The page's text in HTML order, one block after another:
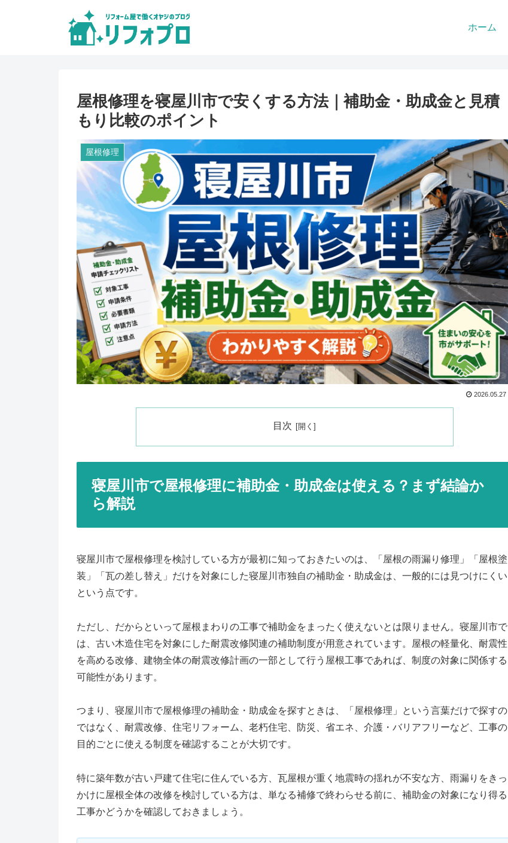
ホーム
屋根修理を寝屋川市で安くする方法｜補助金・助成金と見積
もり比較のポイント
屋根修理
2026.05.27
目次
寝屋川市で屋根修理に補助金・助成金は使える？まず結論か
ら解説
寝屋川市で屋根修理を検討している方が最初に知っておきたいのは、
「屋根の雨漏り修理」「屋根塗
装」「瓦の差し替え」だけを対象にした寝屋川市独自の補助金・助成金は、一般的には見つけにくい
という点です。
ただし、だからといって屋根まわりの工事で補助金をまったく使えないとは限りません。寝屋川市で
は、古い木造住宅を対象にした耐震改修関連の補助制度が用意されています。屋根の軽量化、耐震性
を高める改修、建物全体の耐震改修計画の一部として行う屋根工事であれば、制度の対象に関係する
可能性があります。
つまり、寝屋川市で屋根修理の補助金・助成金を探すときは、「屋根修理」という言葉だけで探すの
ではなく、 耐震改修、住宅リフォーム、老朽住宅、防災、省エネ、介護・バリアフリーなど、工事の
目的ごとに使える制度を確認する ことが大切です。
特に築年数が古い戸建て住宅に住んでいる方、瓦屋根が重く地震時の揺れが不安な方、雨漏りをきっ
かけに屋根全体の改修を検討している方は、単なる補修で終わらせる前に、補助金の対象になり得る
工事かどうかを確認しておきましょう。